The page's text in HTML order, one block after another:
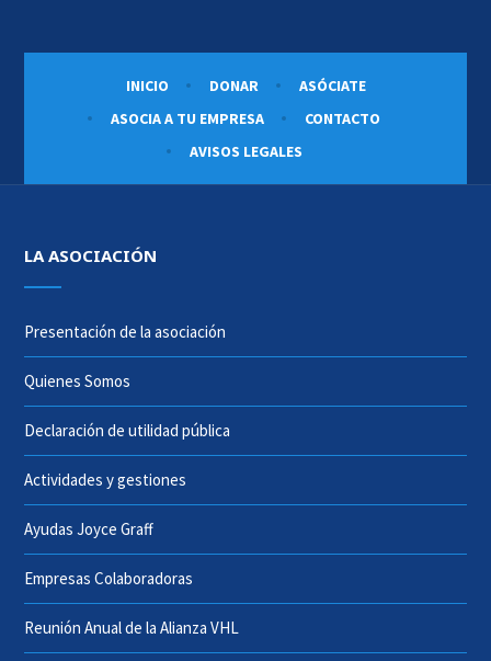
INICIO DONAR
ASÓCIATE
ASOCIA A TU EMPRESA
CONTACTO
AVISOS LEGALES
LA ASOCIACIÓN
Presentación de la asociación
Quienes Somos
Declaración de utilidad pública
Actividades y gestiones
Ayudas Joyce Graff
Empresas Colaboradoras
Reunión Anual de la Alianza VHL